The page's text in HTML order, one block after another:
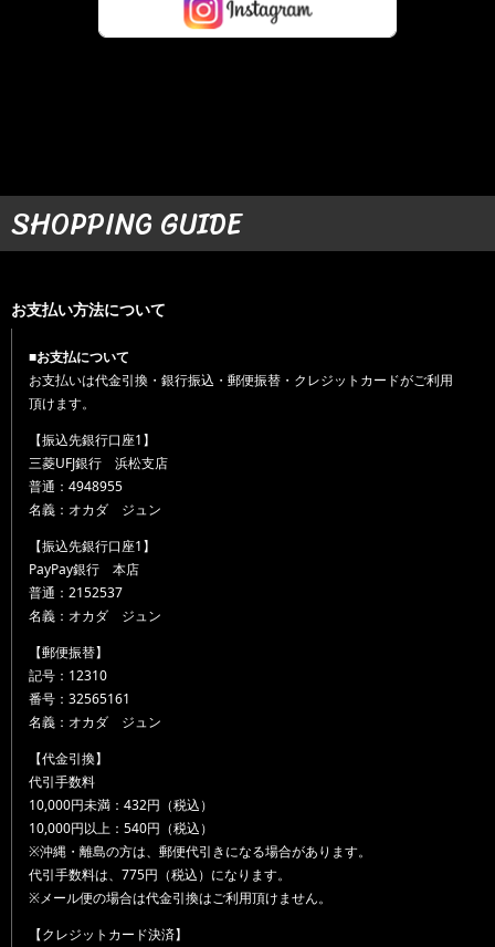
SHOPPING GUIDE
お支払い方法について
■お支払について
お支払いは代金引換・銀行振込・郵便振替・クレジットカードがご利用
頂けます。
【振込先銀行口座1】
三菱UFJ銀行 浜松支店
普通：4948955
名義：オカダ ジュン
【振込先銀行口座1】
PayPay銀行 本店
普通：2152537
名義：オカダ ジュン
【郵便振替】
記号：12310
番号：32565161
名義：オカダ ジュン
【代金引換】
代引手数料
10,000円未満：432円（税込）
10,000円以上：540円（税込）
※沖縄・離島の方は、郵便代引きになる場合があります。
代引手数料は、775円（税込）になります。
※メール便の場合は代金引換はご利用頂けません。
【クレジットカード決済】